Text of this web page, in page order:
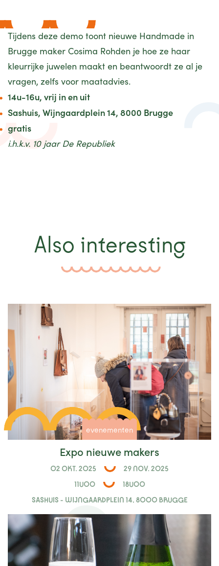
Tijdens deze demo toont nieuwe Handmade in
Brugge maker Cosima Rohden je hoe ze haar
kleurrijke juwelen maakt en beantwoordt ze al je
vragen, zelfs voor maatadvies.
14u-16u, vrij in en uit
Sashuis, Wijngaardplein 14, 8000 Brugge
gratis
i.h.k.v. 10 jaar De Republiek
Also interesting
evenementen
Expo nieuwe makers
02 OKT. 2025
29 NOV. 2025
11U00
18U00
SASHUIS - WIJNGAARDPLEIN 14, 8000 BRUGGE